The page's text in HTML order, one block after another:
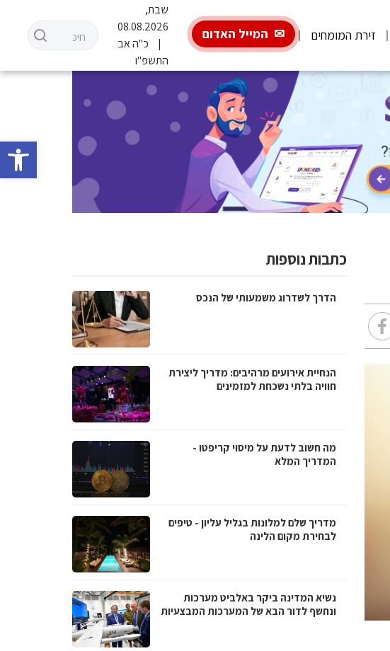
פתח
זירת המומחים המייל האדום
שבת,
08.08.2026
כ"ה אב
התשפ"ו
כתבות נוספות
הדרך לשדרוג משמעותי של הנכס
הנחיית אירועים מרהיבים: מדריך ליצירת
חוויה בלתי נשכחת למזמינים
מה חשוב לדעת על מיסוי קריפטו -
המדריך המלא
מדריך שלם למלונות בגליל עליון - טיפים
לבחירת מקום הלינה
נשיא המדינה ביקר באלביט מערכות
ונחשף לדור הבא של המערכות המבצעיות